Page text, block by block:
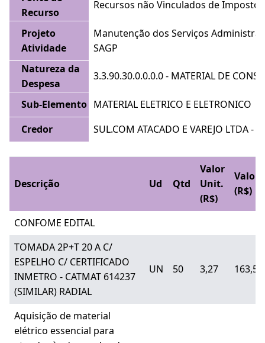
Recurso
Recursos não Vinculados de Impostos
Projeto
Atividade
Manutenção dos Serviços
SAGP
Natureza da
Despesa
3.3.90.30.0.0.0.0 - MATERIAL DE
Sub-Elemento MATERIAL ELETRICO E ELETRONICO
Credor
SUL.COM ATACADO E VAREJO LTDA -
Descrição Ud Qtd
Valor
Unit.
(R$)
Valor
(R$)
CONFOME EDITAL
TOMADA 2P+T 20 A C/
ESPELHO C/ CERTIFICADO
INMETRO - CATMAT 614237
(SIMILAR) RADIAL
UN 50 3,27 163,50
Aquisição de material
elétrico essencial para